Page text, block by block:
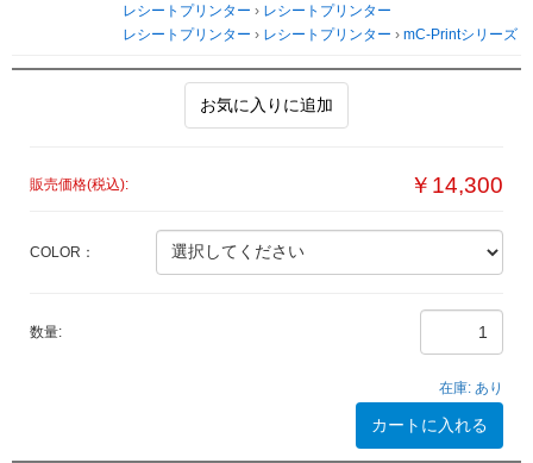
レシートプリンター › レシートプリンター
レシートプリンター › レシートプリンター › mC-Printシリーズ
お気に入りに追加
販売価格(税込): ￥14,300
COLOR：
数量:
在庫: あり
カートに入れる